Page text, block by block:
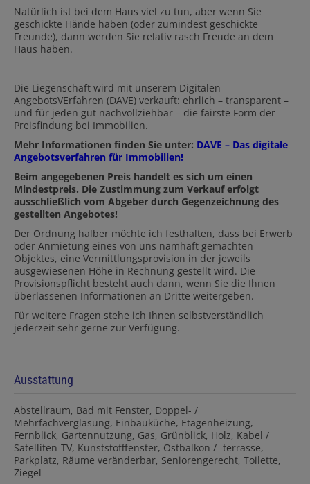
Natürlich ist bei dem Haus viel zu tun, aber wenn Sie
geschickte Hände haben (oder zumindest geschickte
Freunde), dann werden Sie relativ rasch Freude an dem
Haus haben.
Die Liegenschaft wird mit unserem Digitalen
AngebotsVErfahren (DAVE) verkauft: ehrlich – transparent –
und für jeden gut nachvollziehbar – die fairste Form der
Preisfindung bei Immobilien.
Mehr Informationen finden Sie unter: DAVE – Das digitale
Angebotsverfahren für Immobilien!
Beim angegebenen Preis handelt es sich um einen
Mindestpreis. Die Zustimmung zum Verkauf erfolgt
ausschließlich vom Abgeber durch Gegenzeichnung des
gestellten Angebotes!
Der Ordnung halber möchte ich festhalten, dass bei Erwerb
oder Anmietung eines von uns namhaft gemachten
Objektes, eine Vermittlungsprovision in der jeweils
ausgewiesenen Höhe in Rechnung gestellt wird. Die
Provisionspflicht besteht auch dann, wenn Sie die Ihnen
überlassenen Informationen an Dritte weitergeben.
Für weitere Fragen stehe ich Ihnen selbstverständlich
jederzeit sehr gerne zur Verfügung.
Ausstattung
Abstellraum Bad mit Fenster Doppel- /
Mehrfachverglasung Einbauküche Etagenheizung
Fernblick Gartennutzung Gas Grünblick Holz Kabel /
Satelliten-TV Kunststofffenster Ostbalkon / -terrasse
Parkplatz Räume veränderbar Seniorengerecht Toilette
Ziegel